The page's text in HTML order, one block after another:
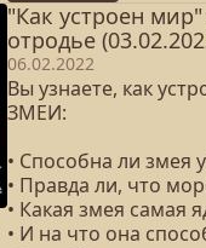
"Как устроен
отродье
06.02.2022
Вы узнаете, как
ЗМЕИ:
• Способна ли змея
• Правда ли, что
• Какая змея самая
• И на что она